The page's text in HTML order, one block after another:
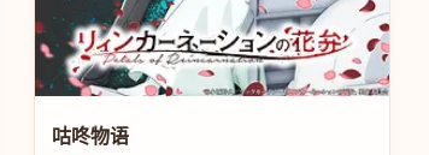
咕咚物语